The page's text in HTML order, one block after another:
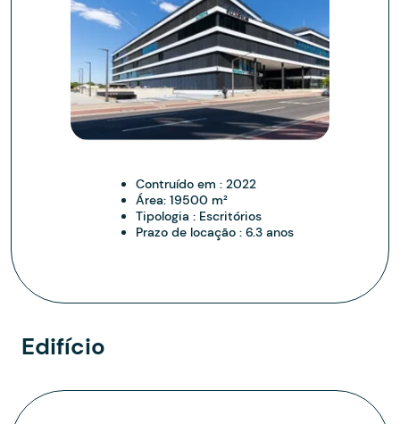
Contruído em : 2022
Área: 19500 m²
Tipologia : Escritórios
Prazo de locação : 6.3 anos
Edifício